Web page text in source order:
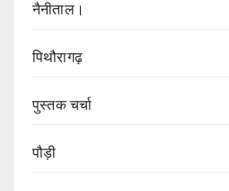
नैनीताल।
पिथौरागढ़
पुस्तक चर्चा
पौड़ी